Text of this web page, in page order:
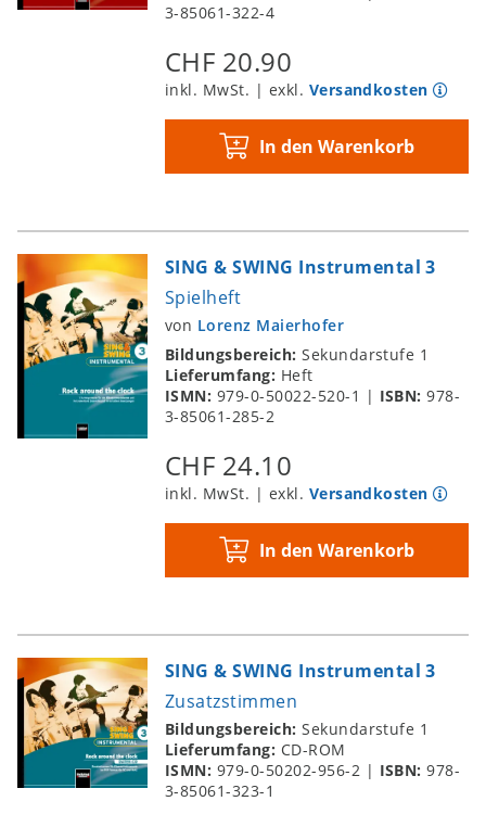
3-85061-322-4
CHF 20.90
inkl. MwSt. | exkl. Versandkosten
In den Warenkorb
SING & SWING Instrumental 3
Spielheft
von Lorenz Maierhofer
Bildungsbereich:Sekundarstufe 1
Lieferumfang: Heft
ISMN: 979-0-50022-520-1 | ISBN:978-
3-85061-285-2
CHF 24.10
inkl. MwSt. | exkl. Versandkosten
In den Warenkorb
SING & SWING Instrumental 3
Zusatzstimmen
Bildungsbereich:Sekundarstufe 1
Lieferumfang: CD-ROM
ISMN: 979-0-50202-956-2 | ISBN:978-
3-85061-323-1